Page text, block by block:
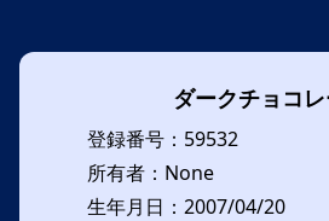
ダークチョコレ
登録番号：59532
所有者：None
生年月日：2007/04/20